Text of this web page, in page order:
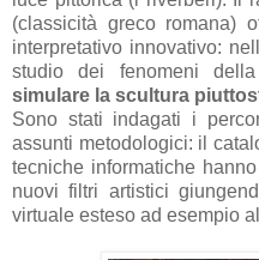
(classicità greco romana)
interpretativo innovativo:
studio dei fenomeni
simulare la scultura
Sono stati indagati i
assunti metodologici: il
tecniche informatiche
nuovi filtri artistici
virtuale esteso ad esempio